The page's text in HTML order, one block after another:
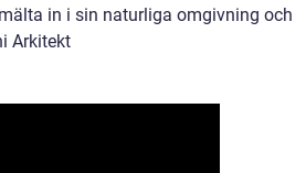
in i sin naturliga omgivning och
Arkitekt